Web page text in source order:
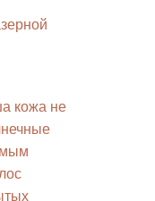
кожа не